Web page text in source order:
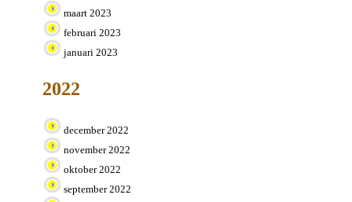
maart 2023
februari 2023
januari 2023
2022
december 2022
november 2022
oktober 2022
september 2022